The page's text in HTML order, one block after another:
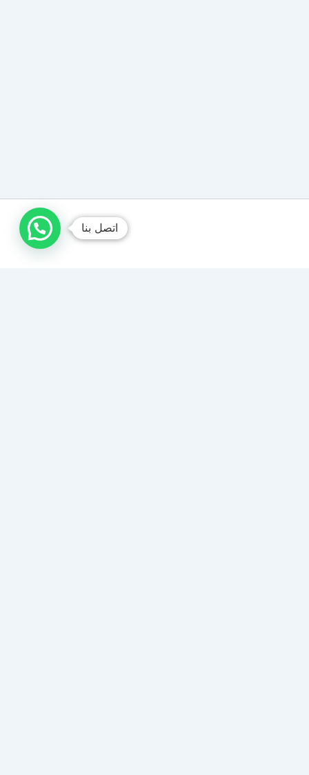
اتصل بنا